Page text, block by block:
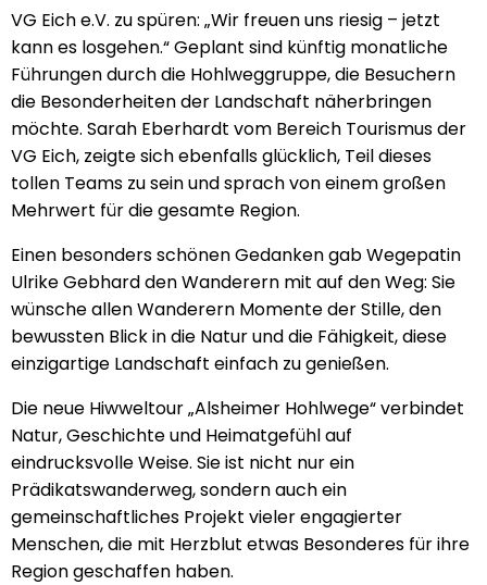
VG Eich e.V. zu spüren: „Wir freuen uns riesig – jetzt
kann es losgehen.“ Geplant sind künftig monatliche
Führungen durch die Hohlweggruppe, die Besuchern
die Besonderheiten der Landschaft näherbringen
möchte. Sarah Eberhardt vom Bereich Tourismus der
VG Eich, zeigte sich ebenfalls glücklich, Teil dieses
tollen Teams zu sein und sprach von einem großen
Mehrwert für die gesamte Region.
Einen besonders schönen Gedanken gab Wegepatin
Ulrike Gebhard den Wanderern mit auf den Weg: Sie
wünsche allen Wanderern Momente der Stille, den
bewussten Blick in die Natur und die Fähigkeit, diese
einzigartige Landschaft einfach zu genießen.
Die neue Hiwweltour „Alsheimer Hohlwege“ verbindet
Natur, Geschichte und Heimatgefühl auf
eindrucksvolle Weise. Sie ist nicht nur ein
Prädikatswanderweg, sondern auch ein
gemeinschaftliches Projekt vieler engagierter
Menschen, die mit Herzblut etwas Besonderes für ihre
Region geschaffen haben.